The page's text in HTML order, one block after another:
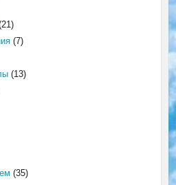
(7)
(13)
(35)